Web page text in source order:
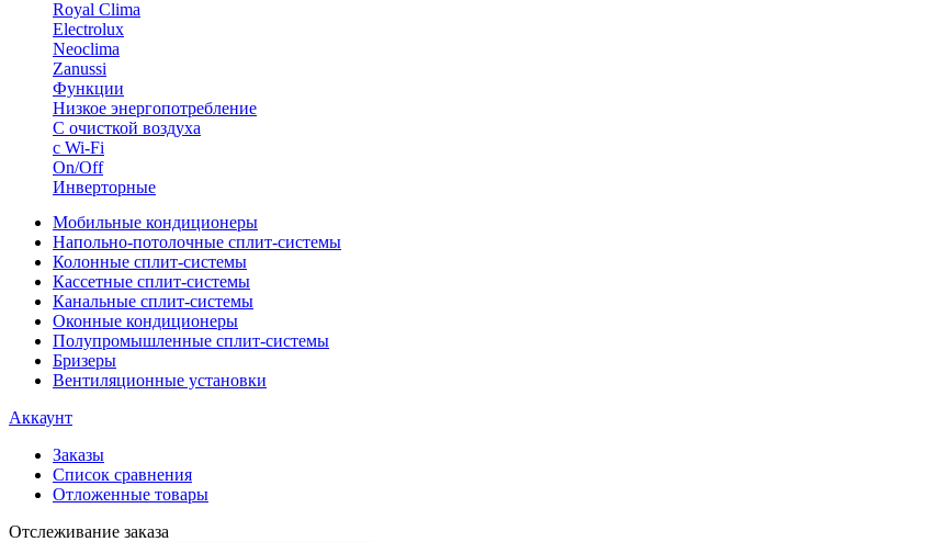
Royal Clima
Electrolux
Neoclima
Zanussi
Функции
Низкое энергопотребление
С очисткой воздуха
с Wi-Fi
On/Off
Инверторные
Мобильные кондиционеры
Напольно-потолоч​ные ​сплит-системы
Колонные ​​сплит-системы
Кассетные сплит-системы
Канальные сплит-системы
Оконные кондиционеры
Полупромышленные сплит-системы
Бризеры
Вентиляционные установки
Аккаунт
Заказы
Список сравнения
Отложенные товары
Отслеживание заказа